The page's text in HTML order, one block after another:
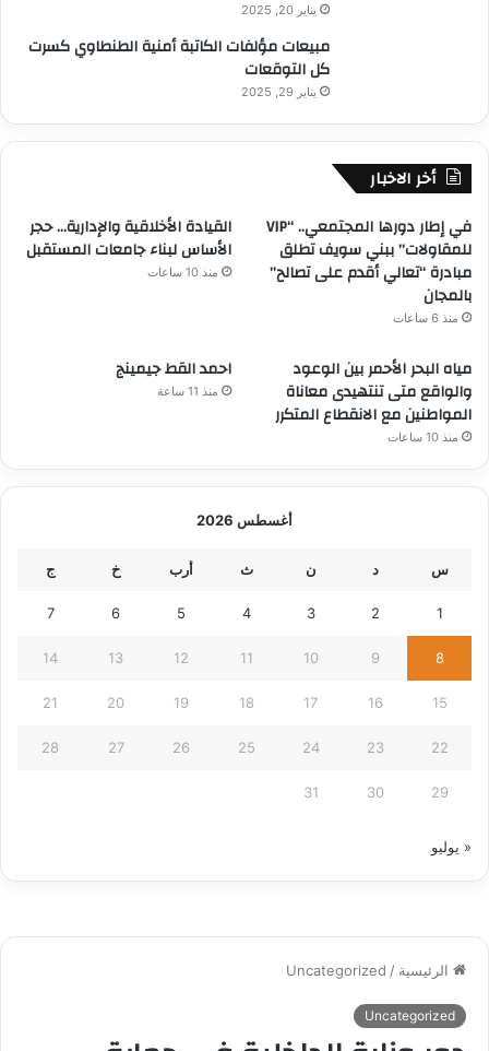
يناير 20, 2025
مبيعات مؤلفات الكاتبة أمنية الطنطاوي كسرت
كل التوقعات
يناير 29, 2025
أخر الاخبار
في إطار دورها المجتمعي.. “VIP
للمقاولات” ببني سويف تطلق
مبادرة “تعالي أقدم على تصالح”
بالمجان
منذ 6 ساعات
القيادة الأخلاقية والإدارية… حجر
الأساس لبناء جامعات المستقبل
منذ 10 ساعات
مياه البحر الأحمر بين الوعود
والواقع متى تنتهيدى معاناة
المواطنين مع الانقطاع المتكرر
منذ 10 ساعات
احمد القط جيمينج
منذ 11 ساعة
أغسطس 2026
س د ن ث أرب خ ج
1
2
3
4
5
6
7
8
9
10
11
12
13
14
15
16
17
18
19
20
21
22
23
24
25
26
27
28
29
30
31
« يوليو